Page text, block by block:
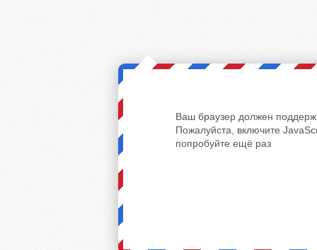
Ваш браузер должен
Пожалуйста, включите
попробуйте ещё раз